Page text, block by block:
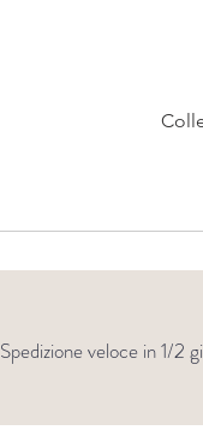
Spedizione veloce in 1/2